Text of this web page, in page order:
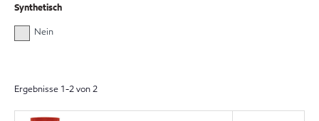
Synthetisch
Nein
Ergebnisse 1-2von2